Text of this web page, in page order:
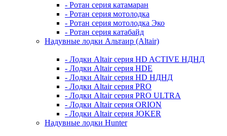
- Ротан серия катамаран
- Ротан серия мотолодка
- Ротан серия мотолодка Эко
- Ротан серия катабайд
Надувные лодки Альтаир (Altair)
- Лодки Altair серия HD ACTIVE НДНД
- Лодки Altair серия HDE
- Лодки Altair серия HD НДНД
- Лодки Altair серия PRO
- Лодки Altair серия PRO ULTRA
- Лодки Altair серия ORION
- Лодки Altair серия JOKER
Надувные лодки Hunter